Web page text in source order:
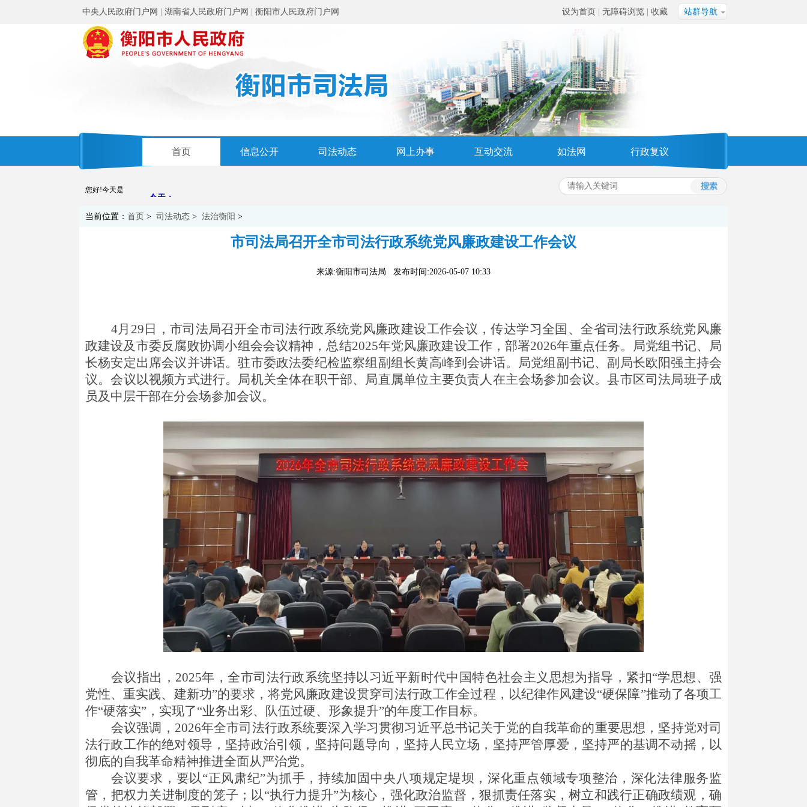
中央人民政府门户网 湖南省人民政府门户网 衡阳市人民政府门户网 站群导航
设为首页 无障碍浏览 收藏
首页 信息公开 司法动态 网上办事 互动交流 如法网 行政复议
您好!今天是
当前位置： 首页 > 司法动态 > 法治衡阳 >
市司法局召开全市司法行政系统党风廉政建设工作会议
来源:衡阳市司法局 发布时间:2026-05-07 10:33
4月29日，市司法局召开全市司法行政系统党风廉政建设工作会议，传达学习全国、全省司法行政系统党风廉
政建设及市委反腐败协调小组会会议精神，总结2025年党风廉政建设工作，部署2026年重点任务。局党组书记、局
长杨安定出席会议并讲话。驻市委政法委纪检监察组副组长黄高峰到会讲话。局党组副书记、副局长欧阳强主持会
议。会议以视频方式进行。局机关全体在职干部、局直属单位主要负责人在主会场参加会议。县市区司法局班子成
员及中层干部在分会场参加会议。
会议指出， 2025年，全市司法行政系统坚持以习近平新时代中国特色社会主义思想为指导，紧扣“学思想、强
党性、重实践、建新功”的要求，将党风廉政建设贯穿司法行政工作全过程，以纪律作风建设“硬保障”推动了各项工
作“硬落实”，实现了“业务出彩、队伍过硬、形象提升”的年度工作目标。
会议强调， 2026年全市司法行政系统要深入学习贯彻习近平总书记关于党的自我革命的重要思想，坚持党对司
法行政工作的绝对领导，坚持政治引领，坚持问题导向，坚持人民立场，坚持严管厚爱，坚持严的基调不动摇，以
彻底的自我革命精神推进全面从严治党。
会议要求，要以“正风肃纪”为抓手，持续加固中央八项规定堤坝，深化重点领域专项整治，深化法律服务监
管，把权力关进制度的笼子；以“执行力提升”为核心，强化政治监督，狠抓责任落实，树立和践行正确政绩观，确